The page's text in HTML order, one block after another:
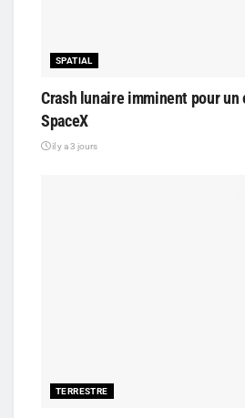
SPATIAL
Crash lunaire imminent pour un
SpaceX
il y a 3 jours
TERRESTRE